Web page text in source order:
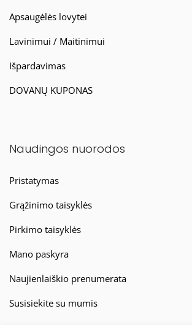
Apsaugėlės lovytei
Lavinimui / Maitinimui
Išpardavimas
DOVANŲ KUPONAS
Naudingos nuorodos
Pristatymas
Grąžinimo taisyklės
Pirkimo taisyklės
Mano paskyra
Naujienlaiškio prenumerata
Susisiekite su mumis